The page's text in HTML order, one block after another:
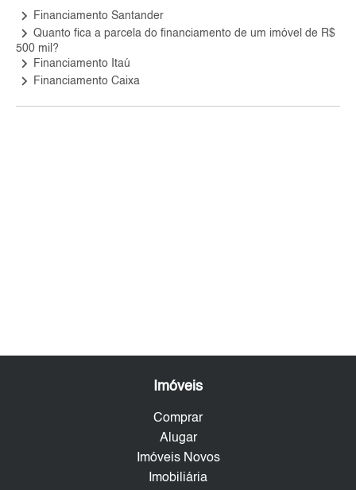
keyboard_arrow_right Financiamento Santander
keyboard_arrow_right Quanto fica a parcela do financiamento de um imóvel de R$
500 mil?
keyboard_arrow_right Financiamento Itaú
keyboard_arrow_right Financiamento Caixa
Imóveis
Comprar
Alugar
Imóveis Novos
Imobiliária